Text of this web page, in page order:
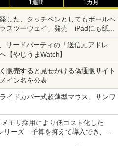
1週間 1カ月
した、タッチペンとしてもボールペ
スツーウェイ」発売 iPadにも紙に
サードパーティの「送信元アドレ
【やじうまWatch】
販売すると見せかける偽通販サイト
イン名を公表
イドカバー式超薄型マウス、サンワ
モリ採用により低コスト化した
リーズ 予算を抑えて導入でき、